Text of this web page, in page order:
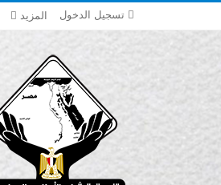
تسجيل الدخول المزيد